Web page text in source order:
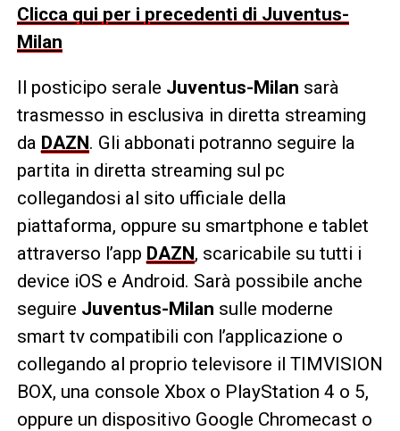
Clicca qui per i precedenti di Juventus-
Milan
Il posticipo serale Juventus-Milan sarà
trasmesso in esclusiva in diretta streaming
da DAZN. Gli abbonati potranno seguire la
partita in diretta streaming sul pc
collegandosi al sito ufficiale della
piattaforma, oppure su smartphone e tablet
attraverso l’app DAZN, scaricabile su tutti i
device iOS e Android. Sarà possibile anche
seguire Juventus-Milan sulle moderne
smart tv compatibili con l’applicazione o
collegando al proprio televisore il TIMVISION
BOX, una console Xbox o PlayStation 4 o 5,
oppure un dispositivo Google Chromecast o